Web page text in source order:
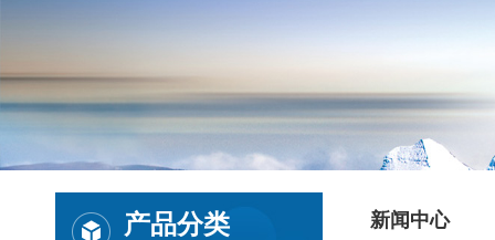
产品分类 新闻中心